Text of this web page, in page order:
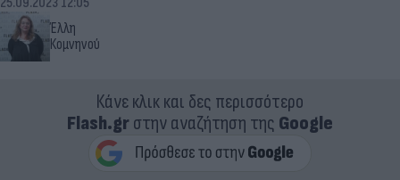
Έλλη
Κομνηνού
Κάνε κλικ και δες περισσότερο
Flash.grστην αναζήτηση της Google